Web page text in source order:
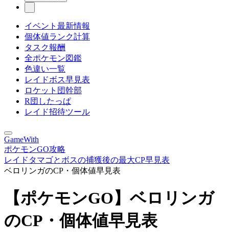
イベント最新情報
個体値ランク計算
タスク報酬
全ポケモン図鑑
色違い一覧
レイドボス早見表
ロケット団幹部
R団したっぱ
レイド招待ツール
GameWith
ポケモンGO攻略
レイドタマゴとボスの捕獲後の最大CP早見表
ベロリンガのCP・個体値早見表
【ポケモンGO】ベロリンガ
のCP・個体値早見表